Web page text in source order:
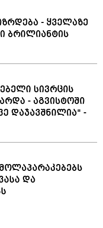
- ყველაზე
ბრილიანტის
სივრცის
- აგვისტოში
დაჯავშნილია" -
და